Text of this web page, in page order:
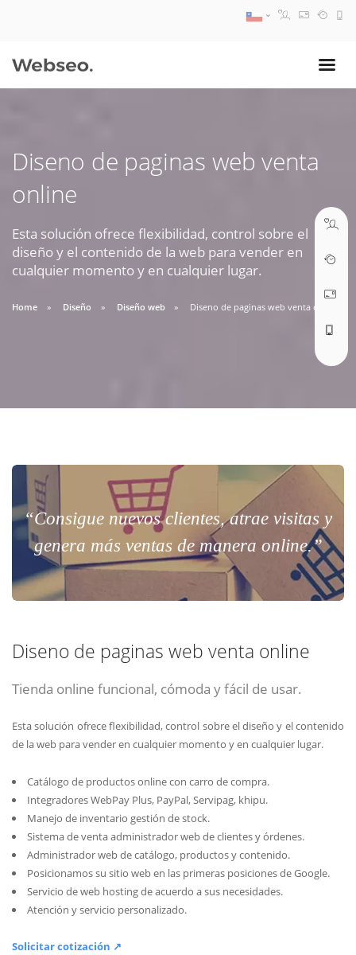
Diseno de paginas web venta
online
Esta solución ofrece flexibilidad, control sobre el
diseño y el contenido de la web para vender en
cualquier momento y en cualquier lugar.
Home Diseño Diseño web Diseno de paginas web venta online
“Consigue nuevos clientes, atrae visitas y
genera más ventas de manera online.”
Diseno de paginas web venta online
Tienda online funcional, cómoda y fácil de usar.
Esta solución ofrece flexibilidad, control sobre el diseño y el contenido
de la web para vender en cualquier momento y en cualquier lugar.
Catálogo de productos online con carro de compra.
Integradores WebPay Plus, PayPal, Servipag, khipu.
Manejo de inventario gestión de stock.
Sistema de venta administrador web de clientes y órdenes.
Administrador web de catálogo, productos y contenido.
Posicionamos su sitio web en las primeras posiciones de Google.
Servicio de web hosting de acuerdo a sus necesidades.
Atención y servicio personalizado.
Solicitar cotización ↗
09:30 AM A 18:30 PM
ABRIR TICKET